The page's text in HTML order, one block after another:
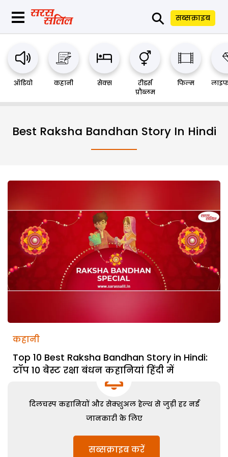
⚲ सब्सक्राइब
ऑडियो कहानी सेक्स
रीडर्स
प्रौब्लम
फिल्म
Best Raksha Bandhan Story In Hindi
कहानी
Top 10 Best Raksha Bandhan Story in Hindi:
टॉप 10 बेस्ट रक्षा बंधन कहानियां हिंदी में
दिलचस्प कहानियों और सेक्शुअल हेल्थ से जुड़ी हर नई
जानकारी के लिए
सब्सक्राइब करें